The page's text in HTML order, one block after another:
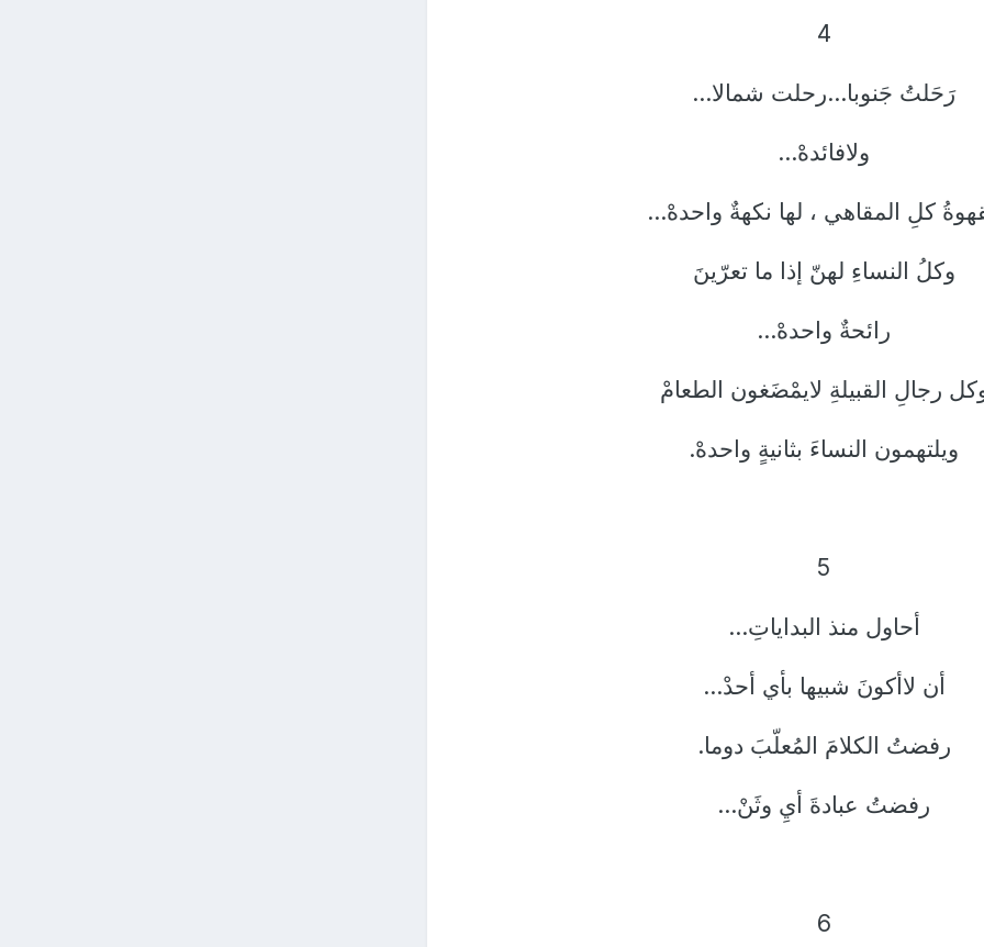
4
رَحَلتُ جَنوبا...رحلت شمالا...
ولافائدهْ...
كلِ المقاهي ، لها نكهةٌ واحدهْ...
وكلُ النساءِ لهنّ إذا ما تعرّينَ
رائحةٌ واحدهْ...
رجالِ القبيلةِ لايمْضَغون الطعامْ
ويلتهمون النساءَ بثانيةٍ واحدهْ.
5
أحاول منذ البداياتِ...
أن لاأكونَ شبيها بأي أحدْ...
رفضتُ الكلامَ المُعلّبَ دوما.
رفضتُ عبادةَ أيِ وثَنْ...
6